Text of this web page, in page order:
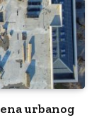
urbanog